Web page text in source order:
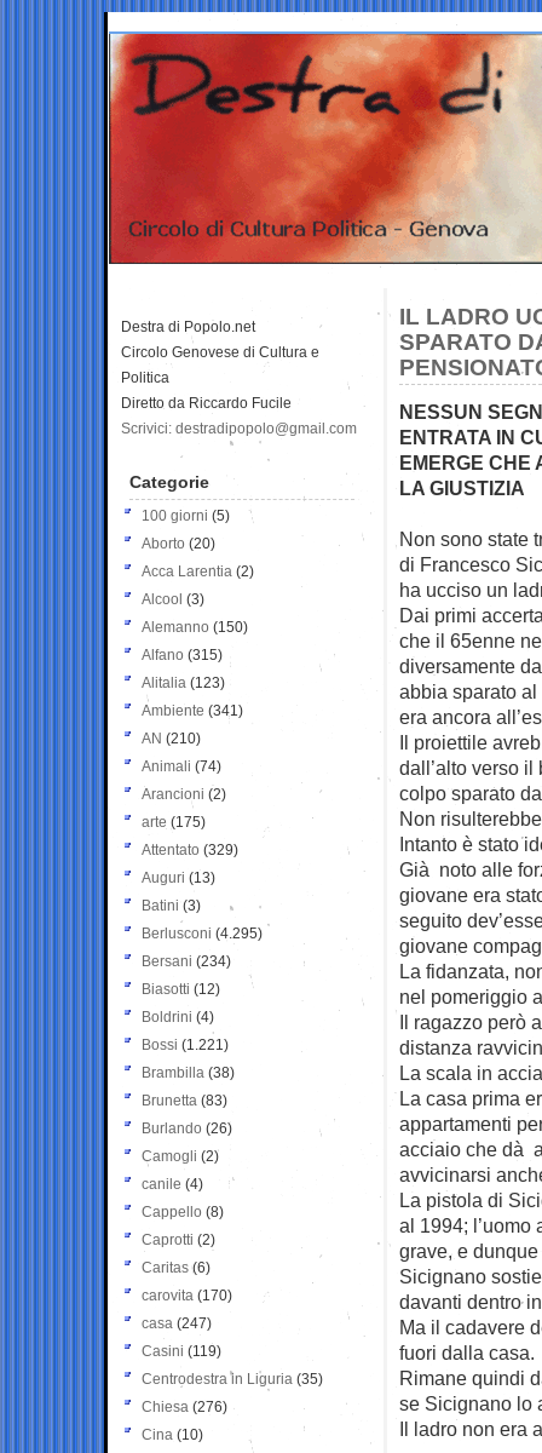
IL LADRO
SPARATO
NESSUN
ENTRATA IN
EMERGE CHE
LA GIUSTIZIA
Non sono state
di Francesco
ha ucciso un
Dai primi
che il 65enne
diversamente
abbia sparato
era ancora
Il proiettile
dall’alto verso
colpo sparato
Non
Intanto è stato
Già noto alle
giovane era
seguito
giovane
La fidanzata,
nel pomeriggio
Il ragazzo però
distanza
La scala in
La casa prima
appartamenti
acciaio che dà
avvicinarsi
La pistola di
al 1994; l’uomo
grave, e
Sicignano
davanti dentro
Ma il cadavere
fuori dalla casa.
Rimane quindi
se Sicignano lo
Il ladro non era
Destra di Popolo.net
Circolo Genovese di Cultura e
Politica
Diretto da Riccardo Fucile
Scrivici: destradipopolo@gmail.com
Categorie
100 giorni (5)
Aborto (20)
Acca Larentia (2)
Alcool (3)
Alemanno (150)
Alfano (315)
Alitalia (123)
Ambiente (341)
AN (210)
Animali (74)
Arancioni (2)
arte (175)
Attentato (329)
Auguri (13)
Batini (3)
Berlusconi (4.295)
Bersani (234)
Biasotti (12)
Boldrini (4)
Bossi (1.221)
Brambilla (38)
Brunetta (83)
Burlando (26)
Camogli (2)
canile (4)
Cappello (8)
Caprotti (2)
Caritas (6)
carovita (170)
casa (247)
Casini (119)
Centrodestra in Liguria (35)
Chiesa (276)
Cina (10)